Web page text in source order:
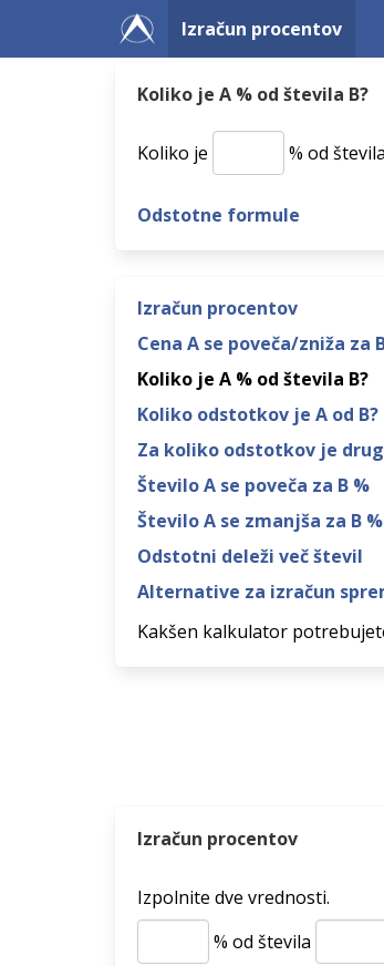
Izračun procentov
Koliko je A % od števila B?
Koliko je % od števila
Odstotne formule
Izračun procentov
Cena A se poveča/zniža za
Koliko je A % od števila B?
Koliko odstotkov je A od B?
Za koliko odstotkov je
Število A se poveča za B %
Število A se zmanjša za B %
Odstotni deleži več števil
Alternative za izračun
Kakšen kalkulator
Izračun procentov
Izpolnite dve vrednosti.
% od števila